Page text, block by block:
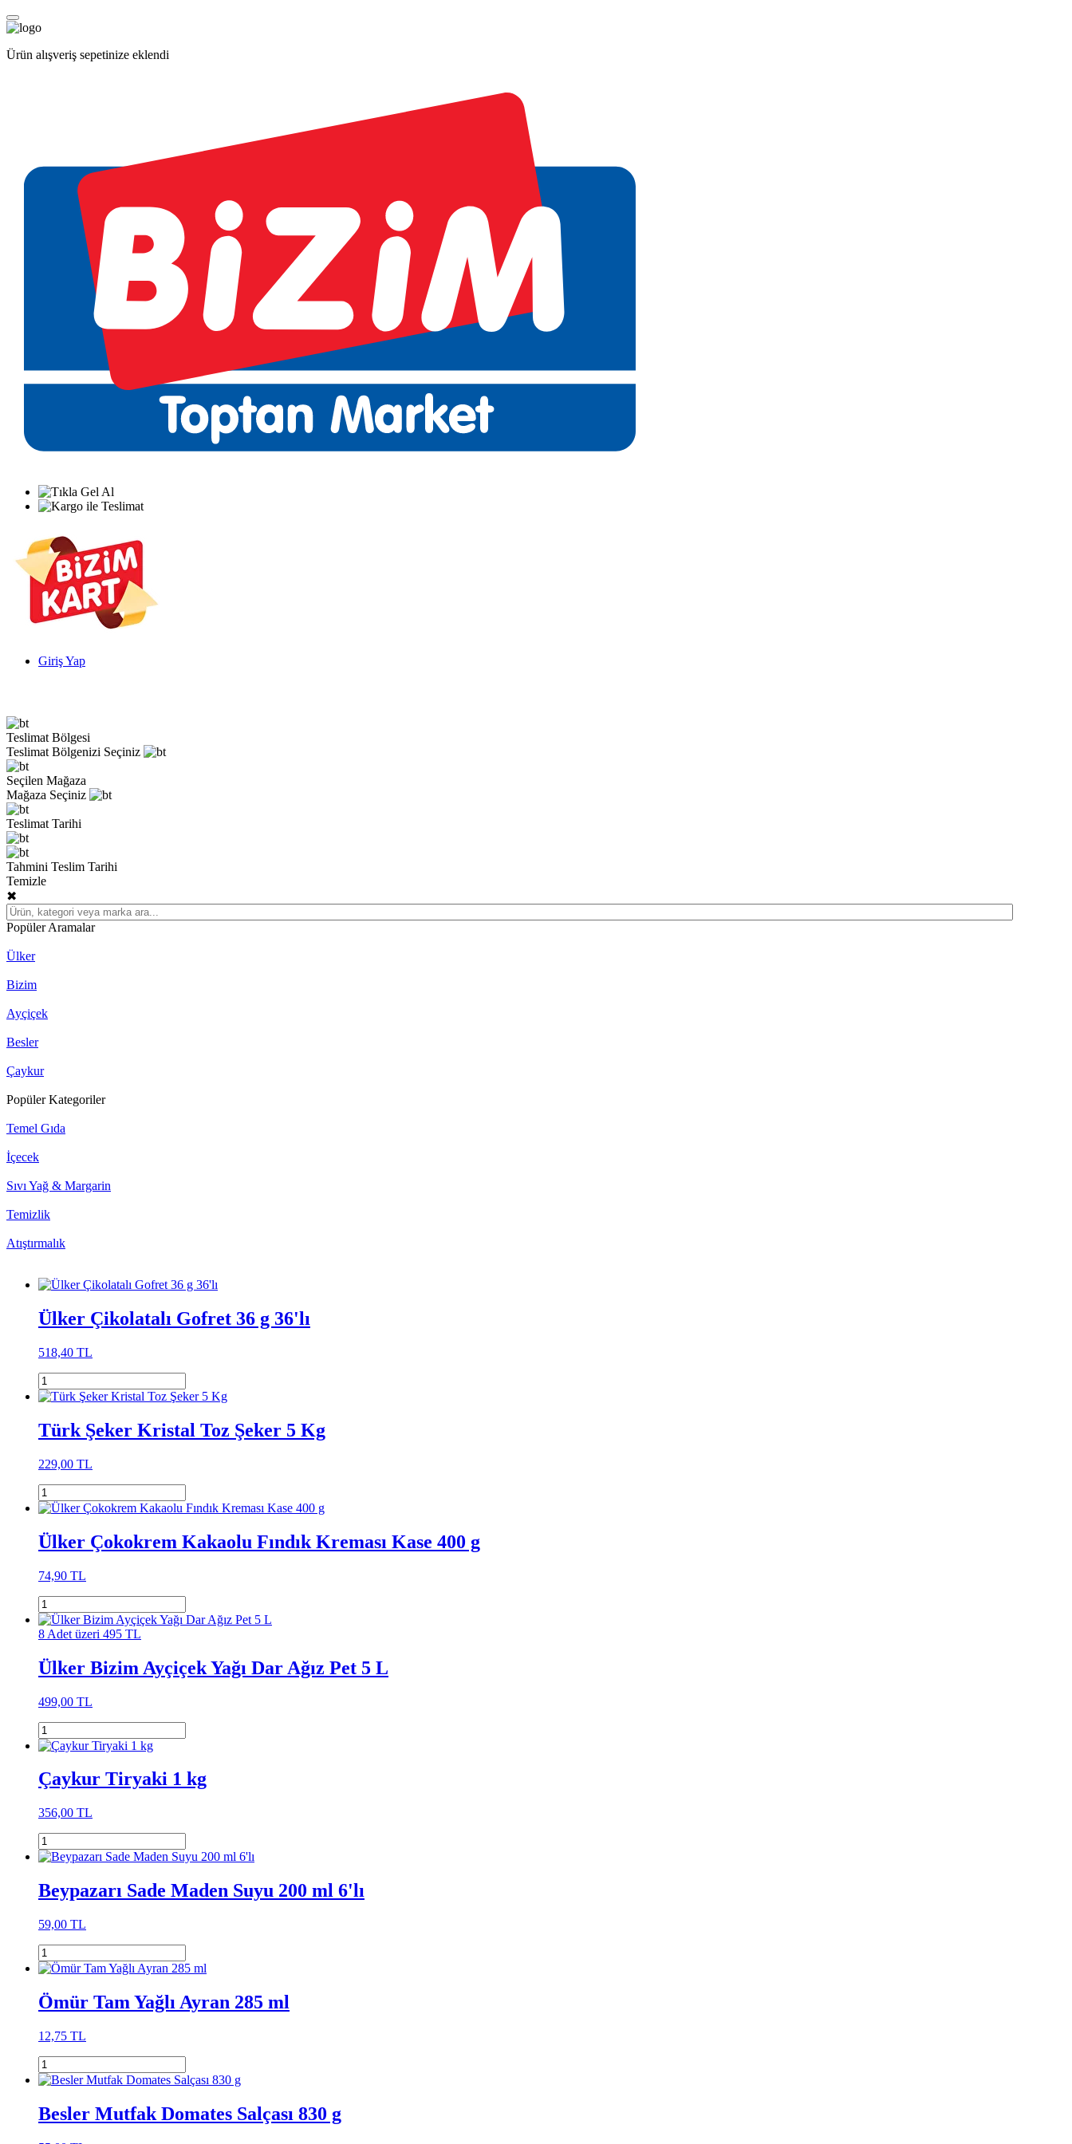
Ürün alışveriş sepetinize eklendi
Giriş Yap
Teslimat Bölgesi
Teslimat Bölgenizi Seçiniz
Seçilen Mağaza
Mağaza Seçiniz
Teslimat Tarihi
Tahmini Teslim Tarihi
Temizle
✖
Popüler Aramalar
Ülker
Bizim
Ayçiçek
Besler
Çaykur
Popüler Kategoriler
Temel Gıda
İçecek
Sıvı Yağ & Margarin
Temizlik
Atıştırmalık
Ülker Çikolatalı Gofret 36 g 36'lı
518,40 TL
Türk Şeker Kristal Toz Şeker 5 Kg
229,00 TL
Ülker Çokokrem Kakaolu Fındık Kreması Kase 400 g
74,90 TL
8 Adet üzeri 495 TL
Ülker Bizim Ayçiçek Yağı Dar Ağız Pet 5 L
499,00 TL
Çaykur Tiryaki 1 kg
356,00 TL
Beypazarı Sade Maden Suyu 200 ml 6'lı
59,00 TL
Ömür Tam Yağlı Ayran 285 ml
12,75 TL
Besler Mutfak Domates Salçası 830 g